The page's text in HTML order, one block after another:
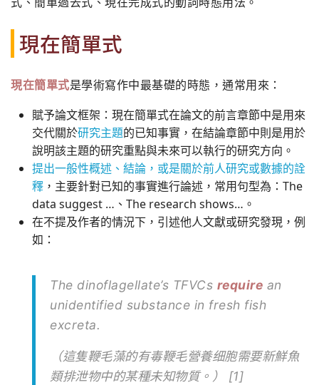
現在簡單式
現在簡單式是學術寫作中最基礎的時態，通常用來：
賦予論文框架：現在簡單式在論文的前言章節中是用來
交代關於研究主題的已知事實，在結論章節中則是用於
說明該主題的研究重點與未來可以執行的研究方向。
提出一般性概述、結論，或是關於前人研究或數據的詮
釋 ，主要針對已知的事實進行論述，常用句型為：The
data suggest …、The research shows…。
在不提及作者的情況下，引述他人文獻或研究發現，例
如：
The dinoflagellate’s TFVCs require an
unidentified substance in fresh fish
excreta.
（這隻鞭毛藻的有毒鞭毛營養细胞需要新鮮魚
類排泄物中的某種未知物質。） [1]